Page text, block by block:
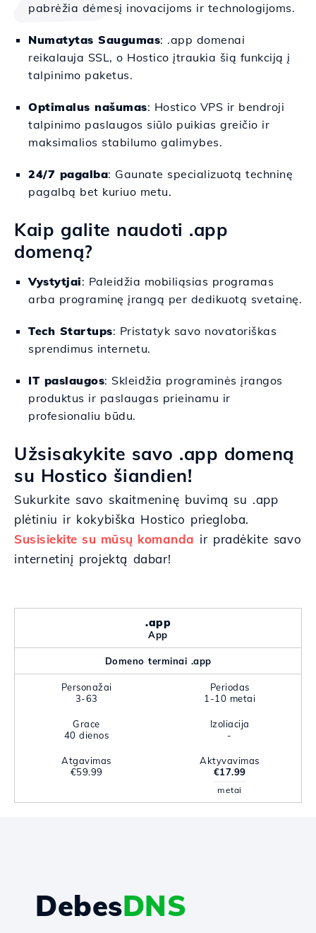
pabrėžia dėmesį inovacijoms ir technologijoms.
Numatytas Saugumas: .app domenai
reikalauja SSL, o Hostico įtraukia šią funkciją į
talpinimo paketus.
Optimalus našumas: Hostico VPS ir bendroji
talpinimo paslaugos siūlo puikias greičio ir
maksimalios stabilumo galimybes.
24/7 pagalba: Gaunate specializuotą techninę
pagalbą bet kuriuo metu.
Kaip galite naudoti .app
domeną?
Vystytjai: Paleidžia mobiliąsias programas
arba programinę įrangą per dedikuotą svetainę.
Tech Startups: Pristatyk savo novatoriškas
sprendimus internetu.
IT paslaugos: Skleidžia programinės įrangos
produktus ir paslaugas prieinamu ir
profesionaliu būdu.
Užsisakykite savo .app domeną
su Hostico šiandien!
Sukurkite savo skaitmeninę buvimą su .app
plėtiniu ir kokybiška Hostico priegloba.
Susisiekite su mūsų komanda ir pradėkite savo
internetinį projektą dabar!
.app
App
Domeno terminai .app
Personažai
3-63
Periodas
1-10 metai
Grace
40 dienos
Izoliacija
-
Atgavimas
€59.99
Aktyvavimas
€17.99
metai
DebesDNS